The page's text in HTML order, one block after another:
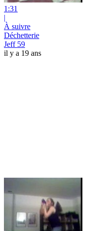
1:31
|
À suivre
Déchetterie
Jeff 59
il y a 19 ans